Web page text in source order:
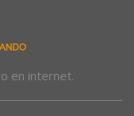
en internet.